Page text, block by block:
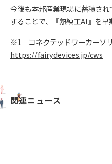
今後も本邦産業現場に蓄積さ
することで、『熟練工AI』を早
※1 コネクテッドワーカーソ
https://fairydevices.jp/cws
関連ニュース